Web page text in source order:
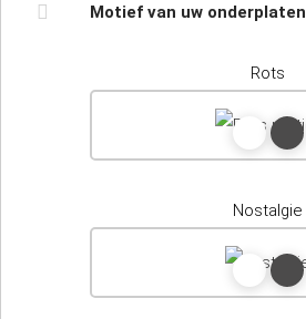
Motief van uw onderplaten
Rots
Nostalgie